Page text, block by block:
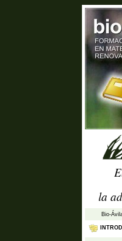
la
Bio-